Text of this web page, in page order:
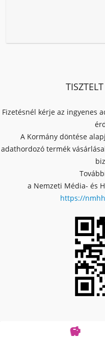
Fizetésnél kérje az ingyenes
A Kormány döntése
adathordozó termék
a Nemzeti Média- és
https://